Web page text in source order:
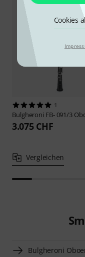
Cookies
1
Bulgheroni FB- 091/3
3.075 CHF
Vergleichen
Bulgheroni